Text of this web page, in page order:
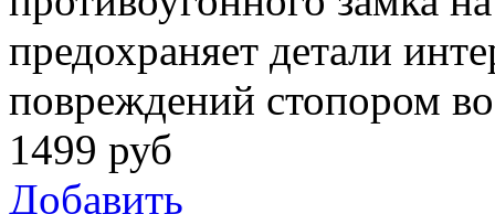
предохраняет детали
повреждений стопором
1499 руб
Добавить